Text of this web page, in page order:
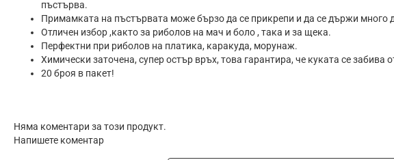
пъстърва.
Примамката на пъстървата може бързо да се прикрепи и да се държи много
Отличен избор ,както за риболов на мач и боло , така и за щека.
Перфектни при риболов на платика, каракуда, морунаж.
Химически заточена, супер остър връх, това гарантира, че куката се забива
20 броя в пакет!
Няма коментари за този продукт.
Напишете коментар